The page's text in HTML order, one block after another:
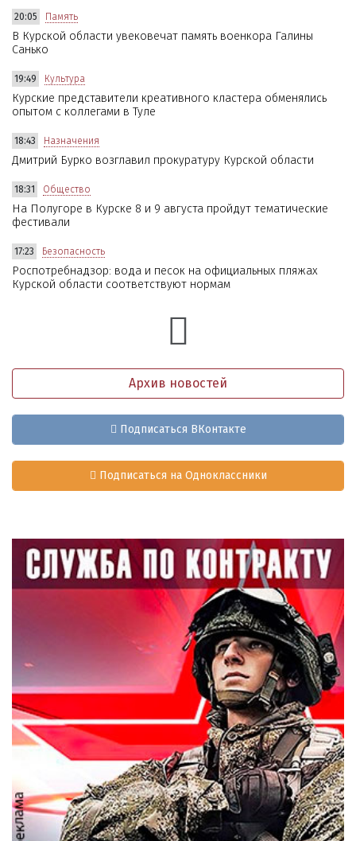
20:05 Память
В Курской области увековечат память военкора Галины
Санько
19:49 Культура
Курские представители креативного кластера обменялись
опытом с коллегами в Туле
18:43 Назначения
Дмитрий Бурко возглавил прокуратуру Курской области
18:31 Общество
На Полугоре в Курске 8 и 9 августа пройдут тематические
фестивали
17:23 Безопасность
Роспотребнадзор: вода и песок на официальных пляжах
Курской области соответствуют нормам
Архив новостей
Подписаться ВКонтакте
Подписаться на Одноклассники